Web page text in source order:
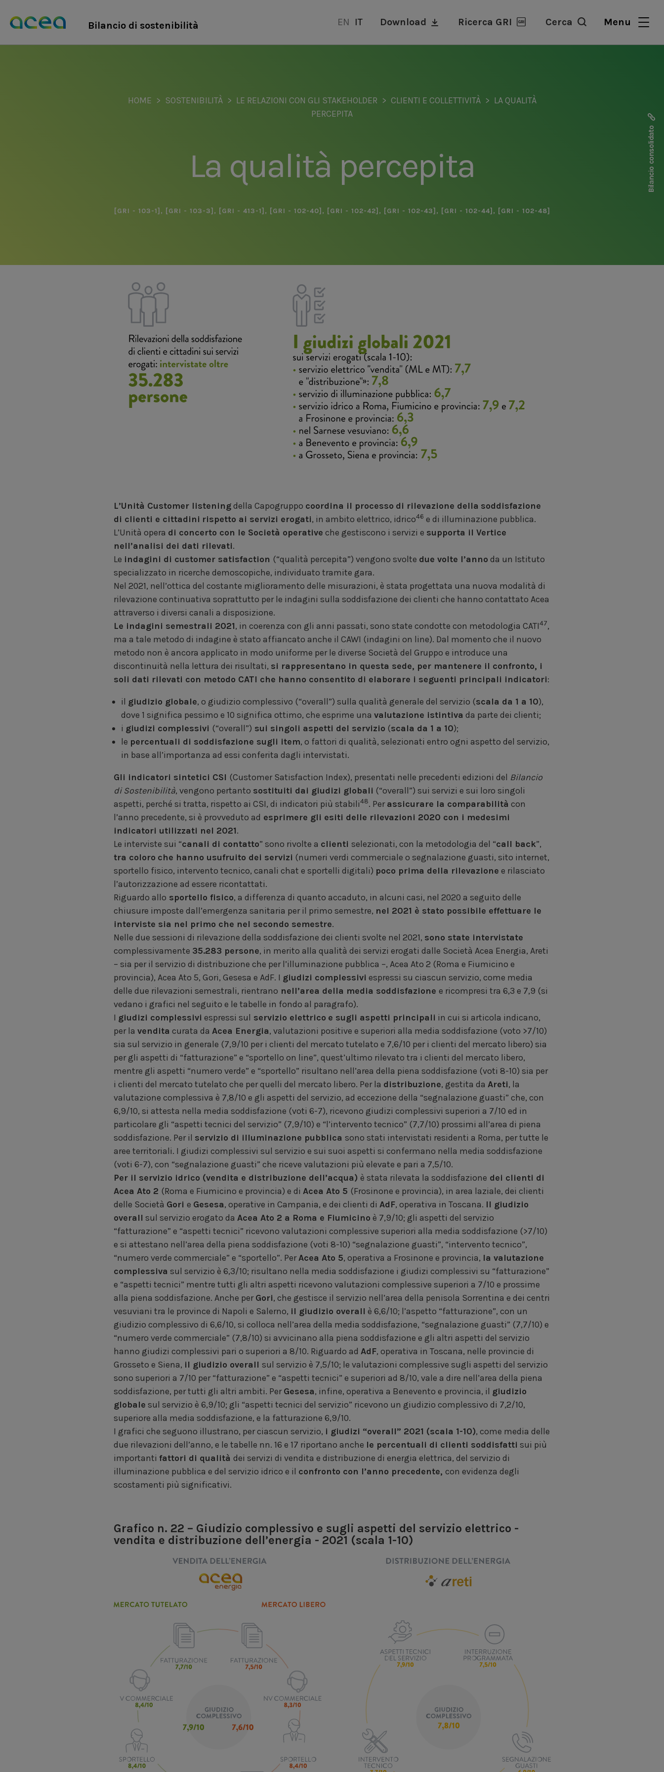
principale
Bilancio di sostenibilità EN IT Download Ricerca GRI Cerca Menu
HOME SOSTENIBILITÀ LE RELAZIONI CON GLI STAKEHOLDER CLIENTI E COLLETTIVITÀ
LA QUALITÀ
PERCEPITA
La qualità percepita
[GRI - 103-1] , [GRI - 103-3] , [GRI - 413-1] , [GRI - 102-40] , [GRI - 102-42] , [GRI - 102-43] , [GRI - 102-44] , [GRI - 102-48]
Bilancio consolidato
L’Unità Customer listeningdella Capogruppo coordina il processo di rilevazione della soddisfazione
di clienti e cittadini rispetto ai servizi erogati, in ambito elettrico, idrico46 e di illuminazione pubblica.
L’Unità opera di concerto con le Società operative che gestiscono i servizi e supporta il Vertice
nell’analisi dei dati rilevati.
Le indagini di customer satisfaction (“qualità percepita”) vengono svolte due volte l’anno da un Istituto
specializzato in ricerche demoscopiche, individuato tramite gara.
Nel 2021, nell’ottica del costante miglioramento delle misurazioni, è stata progettata una nuova modalità di
rilevazione continuativa soprattutto per le indagini sulla soddisfazione dei clienti che hanno contattato Acea
attraverso i diversi canali a disposizione.
Le indagini semestrali 2021, in coerenza con gli anni passati, sono state condotte con metodologia CATI47,
ma a tale metodo di indagine è stato affiancato anche il CAWI (indagini on line). Dal momento che il nuovo
metodo non è ancora applicato in modo uniforme per le diverse Società del Gruppo e introduce una
discontinuità nella lettura dei risultati, si rappresentano in questa sede, per mantenere il confronto, i
soli dati rilevati con metodo CATI che hanno consentito di elaborare i seguenti principali indicatori:
il giudizio globale, o giudizio complessivo (“overall”) sulla qualità generale del servizio (scala da 1 a 10),
dove 1 significa pessimo e 10 significa ottimo, che esprime una valutazione istintiva da parte dei clienti;
i giudizi complessivi (“overall”) sui singoli aspetti del servizio (scala da 1 a 10);
le percentuali di soddisfazione sugli item, o fattori di qualità, selezionati entro ogni aspetto del servizio,
in base all’importanza ad essi conferita dagli intervistati.
Gli indicatori sintetici CSI (Customer Satisfaction Index), presentati nelle precedenti edizioni del Bilancio
di Sostenibilità, vengono pertanto sostituiti dai giudizi globali (“overall”) sui servizi e sui loro singoli
aspetti, perché si tratta, rispetto ai CSI, di indicatori più stabili48. Perassicurare la comparabilità con
l’anno precedente, si è provveduto ad esprimere gli esiti delle rilevazioni 2020 con i medesimi
indicatori utilizzati nel 2021.
Le interviste sui “canali di contatto” sono rivolte a clienti selezionati, con la metodologia del “call back”,
tra coloro che hanno usufruito dei servizi (numeri verdi commerciale o segnalazione guasti, sito internet,
sportello fisico, intervento tecnico, canali chat e sportelli digitali) poco prima della rilevazione e rilasciato
l’autorizzazione ad essere ricontattati.
Riguardo allo sportello fisico, a differenza di quanto accaduto, in alcuni casi, nel 2020 a seguito delle
chiusure imposte dall’emergenza sanitaria per il primo semestre, nel 2021 è stato possibile effettuare le
interviste sia nel primo che nel secondo semestre.
Nelle due sessioni di rilevazione della soddisfazione dei clienti svolte nel 2021, sono state intervistate
complessivamente 35.283 persone, in merito alla qualità dei servizi erogati dalle Società Acea Energia, Areti
– sia per il servizio di distribuzione che per l’illuminazione pubblica –, Acea Ato 2 (Roma e Fiumicino e
provincia), Acea Ato 5, Gori, Gesesa e AdF. I giudizi complessivi espressi su ciascun servizio, come media
delle due rilevazioni semestrali, rientrano nell’area della media soddisfazione e ricompresi tra 6,3 e 7,9 (si
vedano i grafici nel seguito e le tabelle in fondo al paragrafo).
I giudizi complessivi espressi sul servizio elettrico e sugli aspetti principali in cui si articola indicano,
per la vendita curata da Acea Energia, valutazioni positive e superiori alla media soddisfazione (voto >7/10)
sia sul servizio in generale (7,9/10 per i clienti del mercato tutelato e 7,6/10 per i clienti del mercato libero) sia
per gli aspetti di “fatturazione” e “sportello on line”, quest’ultimo rilevato tra i clienti del mercato libero,
mentre gli aspetti “numero verde” e “sportello” risultano nell’area della piena soddisfazione (voti 8-10) sia per
i clienti del mercato tutelato che per quelli del mercato libero. Per la distribuzione, gestita da Areti, la
valutazione complessiva è 7,8/10 e gli aspetti del servizio, ad eccezione della “segnalazione guasti” che, con
6,9/10, si attesta nella media soddisfazione (voti 6-7), ricevono giudizi complessivi superiori a 7/10 ed in
particolare gli “aspetti tecnici del servizio” (7,9/10) e “l’intervento tecnico” (7,7/10) prossimi all’area di piena
soddisfazione. Per il servizio di illuminazione pubblica sono stati intervistati residenti a Roma, per tutte le
aree territoriali. I giudizi complessivi sul servizio e sui suoi aspetti si confermano nella media soddisfazione
(voti 6-7), con “segnalazione guasti” che riceve valutazioni più elevate e pari a 7,5/10.
Per il servizio idrico (vendita e distribuzione dell’acqua) è stata rilevata la soddisfazione dei clienti di
Acea Ato 2 (Roma e Fiumicino e provincia) e di Acea Ato 5 (Frosinone e provincia), in area laziale, dei clienti
delle Società Gori e Gesesa, operative in Campania, e dei clienti di AdF, operativa in Toscana. Il giudizio
overall sul servizio erogato da Acea Ato 2 a Roma e Fiumicino è 7,9/10; gli aspetti del servizio
“fatturazione” e “aspetti tecnici” ricevono valutazioni complessive superiori alla media soddisfazione (>7/10)
e si attestano nell’area della piena soddisfazione (voti 8-10) “segnalazione guasti”, “intervento tecnico”,
“numero verde commerciale” e “sportello”. PerAcea Ato 5, operativa a Frosinone e provincia, la valutazione
complessiva sul servizio è 6,3/10; risultano nella media soddisfazione i giudizi complessivi su “fatturazione”
e “aspetti tecnici” mentre tutti gli altri aspetti ricevono valutazioni complessive superiori a 7/10 e prossime
alla piena soddisfazione. Anche perGori, che gestisce il servizio nell’area della penisola Sorrentina e dei centri
vesuviani tra le province di Napoli e Salerno, il giudizio overall è 6,6/10; l’aspetto “fatturazione”, con un
giudizio complessivo di 6,6/10, si colloca nell’area della media soddisfazione, “segnalazione guasti” (7,7/10) e
“numero verde commerciale” (7,8/10) si avvicinano alla piena soddisfazione e gli altri aspetti del servizio
hanno giudizi complessivi pari o superiori a 8/10. Riguardo ad AdF, operativa in Toscana, nelle provincie di
Grosseto e Siena, il giudizio overall sul servizio è 7,5/10; le valutazioni complessive sugli aspetti del servizio
sono superiori a 7/10 per “fatturazione” e “aspetti tecnici” e superiori ad 8/10, vale a dire nell’area della piena
soddisfazione, per tutti gli altri ambiti. PerGesesa, infine, operativa a Benevento e provincia, il giudizio
globale sul servizio è 6,9/10; gli “aspetti tecnici del servizio” ricevono un giudizio complessivo di 7,2/10,
superiore alla media soddisfazione, e la fatturazione 6,9/10.
I grafici che seguono illustrano, per ciascun servizio, i giudizi “overall” 2021 (scala 1-10), come media delle
due rilevazioni dell’anno, e le tabelle nn. 16 e 17 riportano anche le percentuali di clienti soddisfatti sui più
importanti fattori di qualità dei servizi di vendita e distribuzione di energia elettrica, del servizio di
illuminazione pubblica e del servizio idrico e il confronto con l’anno precedente, con evidenza degli
scostamenti più significativi.
Grafico n. 22 – Giudizio complessivo e sugli aspetti del servizio elettrico -
vendita e distribuzione dell’energia - 2021 (scala 1-10)